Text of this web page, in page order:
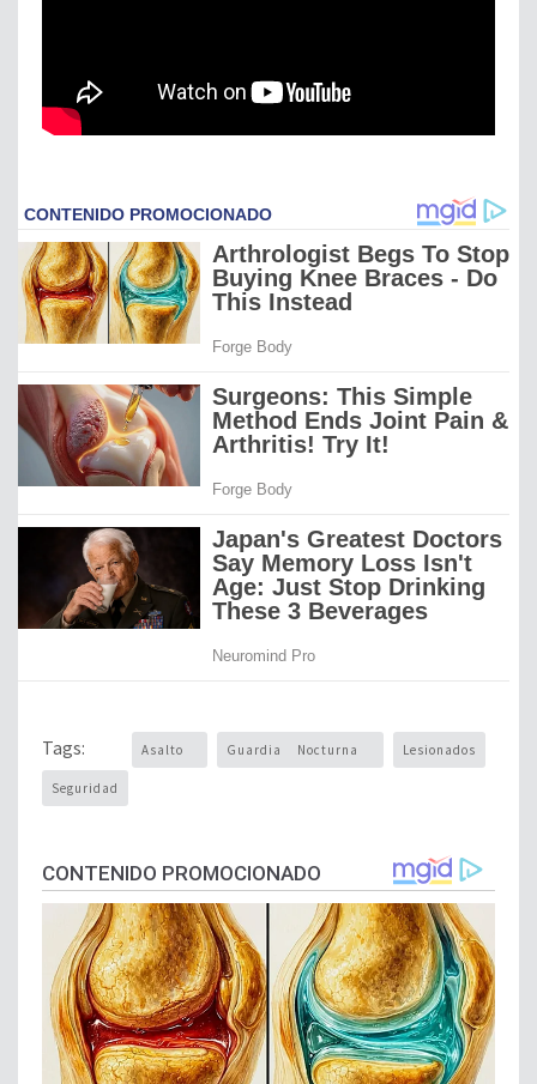
Tags: Asalto Guardia Nocturna Lesionados
Seguridad
CONTENIDO PROMOCIONADO